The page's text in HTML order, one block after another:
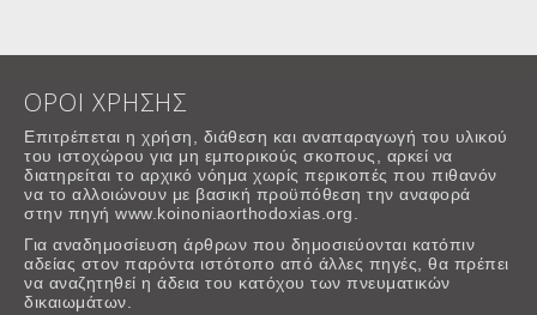
ΟΡΟΙ ΧΡΗΣΗΣ
Επιτρέπεται η χρήση, διάθεση και αναπαραγωγή του υλικού
του ιστοχώρου για μη εμπορικούς σκοπους, αρκεί να
διατηρείται το αρχικό νόημα χωρίς περικοπές που πιθανόν
να το αλλοιώνουν με βασική προϋπόθεση την αναφορά
στην πηγή www.koinoniaorthodoxias.org.
Για αναδημοσίευση άρθρων που δημοσιεύονται κατόπιν
αδείας στον παρόντα ιστότοπο από άλλες πηγές, θα πρέπει
να αναζητηθεί η άδεια του κατόχου των πνευματικών
δικαιωμάτων.